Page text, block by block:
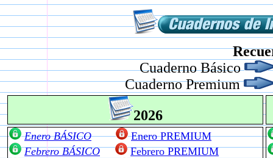
Cuaderno Básico
Cuaderno Premium
2026
Enero BÁSICO
Enero PREMIUM
Febrero BÁSICO
Febrero PREMIUM